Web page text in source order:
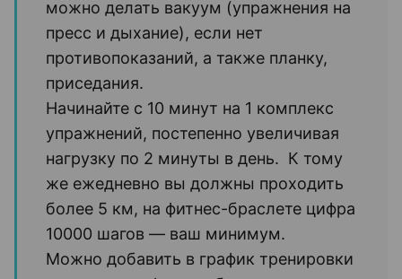
можно делать вакуум (упражнения на
пресс и дыхание), если нет
противопоказаний, а также планку,
приседания.
Начинайте с 10 минут на 1 комплекс
упражнений, постепенно увеличивая
нагрузку по 2 минуты в день. К тому
же ежедневно вы должны проходить
более 5 км, на фитнес-браслете цифра
10000 шагов — ваш минимум.
Можно добавить в график тренировки